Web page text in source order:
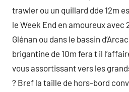
trawler ou un quillard dde 12m
le Week End en amoureux avec
Glénan ou dans le bassin
brigantine de 10m fera t il
vous assortissant vers les
? Bref la taille de hors-bord